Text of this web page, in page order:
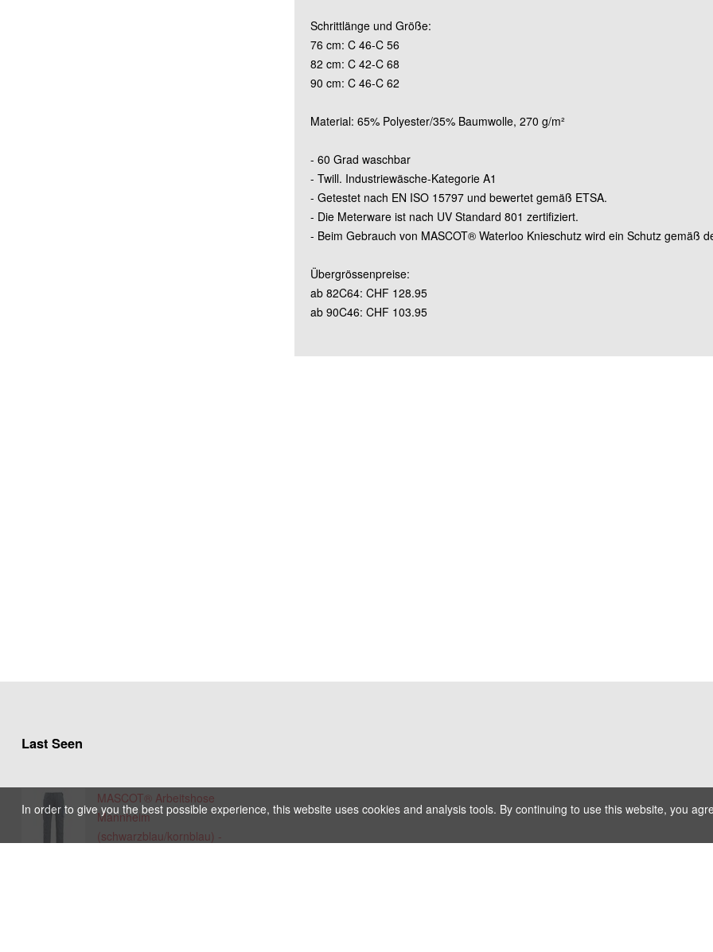
Grösse 90C52 (lang)
Schrittlänge und Größe:
76 cm: C 46-C 56
82 cm: C 42-C 68
90 cm: C 46-C 62
Material: 65% Polyester/35% Baumwolle, 270 g/m²
- 60 Grad waschbar
- Twill. Industriewäsche-Kategorie A1
- Getestet nach EN ISO 15797 und bewertet gemäß ETSA.
- Die Meterware ist nach UV Standard 801 zertifiziert.
- Beim Gebrauch von MASCOT® Waterloo Knieschutz wird ein Schutz gemäß
Übergrössenpreise:
ab 82C64: CHF 128.95
ab 90C46: CHF 103.95
Last Seen
MASCOT® Arbeitshose
Mannheim
(schwarzblau/kornblau) -
In order to give you the best possible experience, this website uses cookies and analysis tools. By continuing to use this website, you